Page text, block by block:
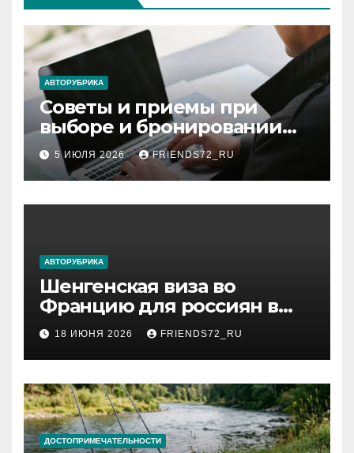
АВТОРУБРИКА
Советы и приемы при
выборе и бронировании
авиабилетов
5 ИЮЛЯ 2026 FRIENDS72_RU
АВТОРУБРИКА
Шенгенская виза во
Францию для россиян в
2026 году: сроки от 3 дней
и список необходимых
документов
18 ИЮНЯ 2026 FRIENDS72_RU
ДОСТОПРИМЕЧАТЕЛЬНОСТИ